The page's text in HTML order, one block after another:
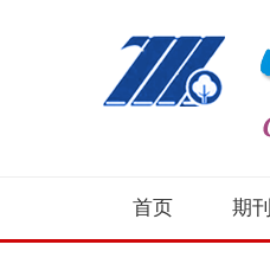
首页 期